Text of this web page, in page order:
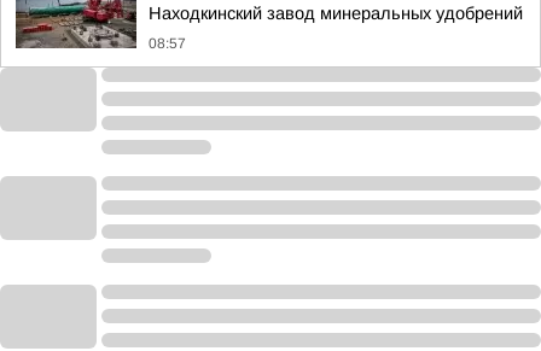
Находкинский завод минеральных удобрений
08:57